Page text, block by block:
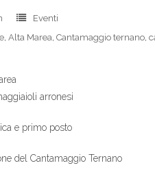
Eventi
, Alta Marea, Cantamaggio ternano,
arronesi
e primo posto
del Cantamaggio Ternano